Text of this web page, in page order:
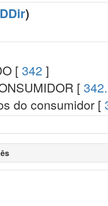
)
[ 342 ]
[
do consumidor [